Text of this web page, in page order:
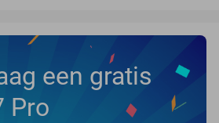
een gratis
Pro